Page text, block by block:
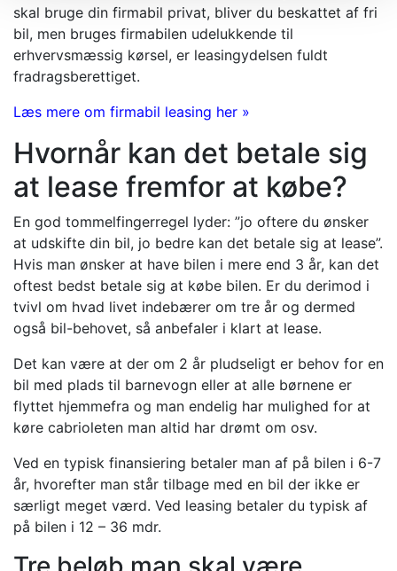
skal bruge din firmabil privat, bliver du beskattet af fri
bil, men bruges firmabilen udelukkende til
erhvervsmæssig kørsel, er leasingydelsen fuldt
fradragsberettiget.
Læs mere om firmabil leasing her »
Hvornår kan det betale sig
at lease fremfor at købe?
En god tommelfingerregel lyder: ”jo oftere du ønsker
at udskifte din bil, jo bedre kan det betale sig at lease”.
Hvis man ønsker at have bilen i mere end 3 år, kan det
oftest bedst betale sig at købe bilen. Er du derimod i
tvivl om hvad livet indebærer om tre år og dermed
også bil-behovet, så anbefaler i klart at lease.
Det kan være at der om 2 år pludseligt er behov for en
bil med plads til barnevogn eller at alle børnene er
flyttet hjemmefra og man endelig har mulighed for at
køre cabrioleten man altid har drømt om osv.
Ved en typisk finansiering betaler man af på bilen i 6-7
år, hvorefter man står tilbage med en bil der ikke er
særligt meget værd. Ved leasing betaler du typisk af
på bilen i 12 – 36 mdr.